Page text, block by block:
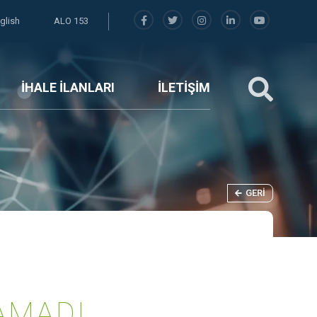
ALO 153
İHALE İLANLARI İLETİŞİM
GERI